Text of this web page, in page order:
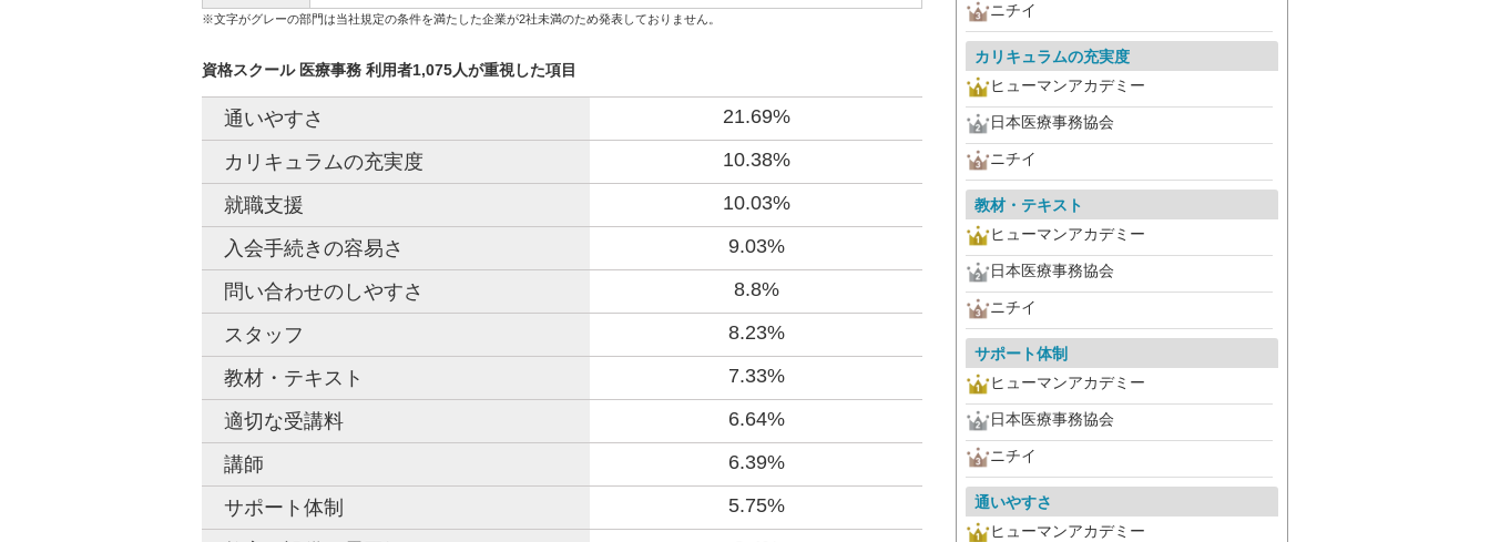
※文字がグレーの部門は当社規定の条件を満たした企業が2社未満のため発表しておりません。
資格スクール 医療事務 利用者1,075人が重視した項目
通いやすさ 21.69%
カリキュラムの充実度 10.38%
就職支援 10.03%
入会手続きの容易さ 9.03%
問い合わせのしやすさ 8.8%
スタッフ 8.23%
教材・テキスト 7.33%
適切な受講料 6.64%
講師 6.39%
サポート体制 5.75%
ニチイ
カリキュラムの充実度
ヒューマンアカデミー
日本医療事務協会
ニチイ
教材・テキスト
ヒューマンアカデミー
日本医療事務協会
ニチイ
サポート体制
ヒューマンアカデミー
日本医療事務協会
ニチイ
通いやすさ
ヒューマンアカデミー